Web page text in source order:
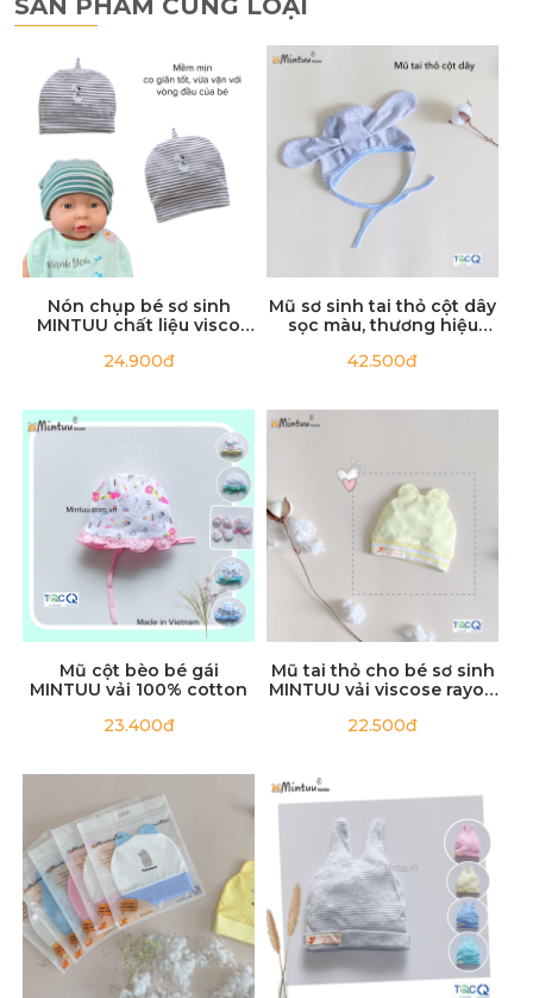
· Phân loại sản phẩm và sử dụng túi giặt
· Không sử dụng nhiệt độ cao để sấy khô sản phẩm
· Khi bị dính bẩn hãy làm sạch bằng nước lạnh hoặc
chất giặt nhẹ
· Nên giặt tay để giữ độ bền và mềm mại của vải
Tag: shop đồ sơ sinh, shop đồ trẻ sơ sinh, đồ sơ sinh, đồ bé sơ
SẢN PHẨM CÙNG LOẠI
Nón chụp bé sơ sinh
MINTUU chất liệu visco
24.900đ
Mũ sơ sinh tai thỏ cột dây
sọc màu, thương hiệu
42.500đ
Mũ cột bèo bé gái
MINTUU vải 100% cotton
23.400đ
Mũ tai thỏ cho bé sơ sinh
MINTUU vải viscose rayon
22.500đ